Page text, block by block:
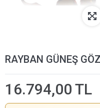
RAYBAN GÜNEŞ
16.794,00 TL